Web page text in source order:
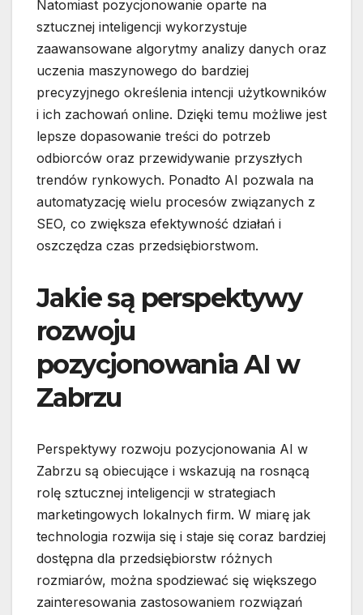
Natomiast pozycjonowanie oparte na
sztucznej inteligencji wykorzystuje
zaawansowane algorytmy analizy danych oraz
uczenia maszynowego do bardziej
precyzyjnego określenia intencji użytkowników
i ich zachowań online. Dzięki temu możliwe jest
lepsze dopasowanie treści do potrzeb
odbiorców oraz przewidywanie przyszłych
trendów rynkowych. Ponadto AI pozwala na
automatyzację wielu procesów związanych z
SEO, co zwiększa efektywność działań i
oszczędza czas przedsiębiorstwom.
Jakie są perspektywy
rozwoju
pozycjonowania AI w
Zabrzu
Perspektywy rozwoju pozycjonowania AI w
Zabrzu są obiecujące i wskazują na rosnącą
rolę sztucznej inteligencji w strategiach
marketingowych lokalnych firm. W miarę jak
technologia rozwija się i staje się coraz bardziej
dostępna dla przedsiębiorstw różnych
rozmiarów, można spodziewać się większego
zainteresowania zastosowaniem rozwiązań